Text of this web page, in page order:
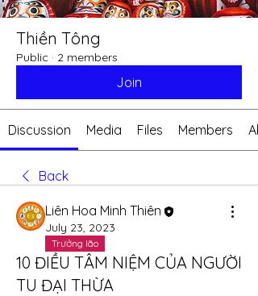
Thiền Tông
Public · 2 members
Join
Discussion Media Files Members
Back
Liên Hoa Minh Thiên
July 23, 2023
Trưởng lão
10 ĐIỀU TÂM NIỆM CỦA NGƯỜI
TU ĐẠI THỪA